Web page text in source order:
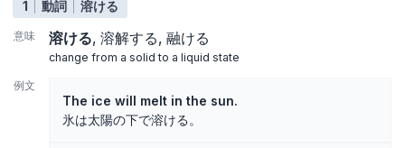
1 動詞 溶ける
意味 溶ける 溶解する 融ける
change from a solid to a liquid state
例文
The ice will melt in the sun.
氷は太陽の下で溶ける。